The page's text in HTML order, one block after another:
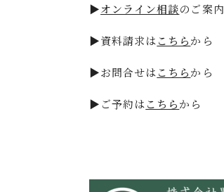
▶オンライン相談のご案内
▶資料請求はこちらから
▶お問合せはこちらから
▶ご予約はこちらから